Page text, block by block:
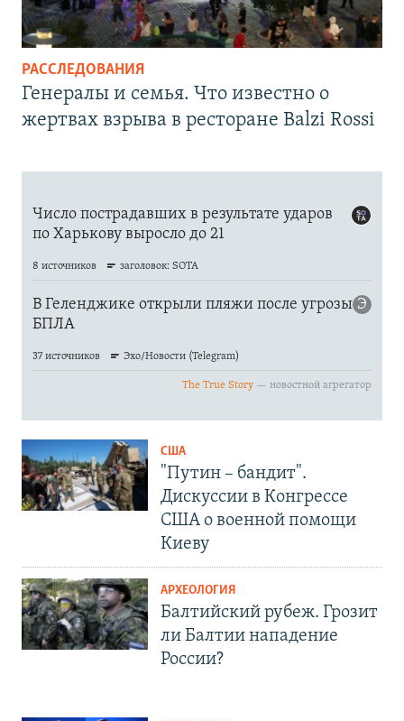
РАССЛЕДОВАНИЯ
Генералы и семья. Что известно о
жертвах взрыва в ресторане Balzi Rossi
США
"Путин – бандит".
Дискуссии в Конгрессе
США о военной помощи
Киеву
АРХЕОЛОГИЯ
Балтийский рубеж. Грозит
ли Балтии нападение
России?